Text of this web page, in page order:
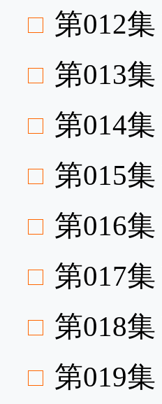
第012集
第013集
第014集
第015集
第016集
第017集
第018集
第019集